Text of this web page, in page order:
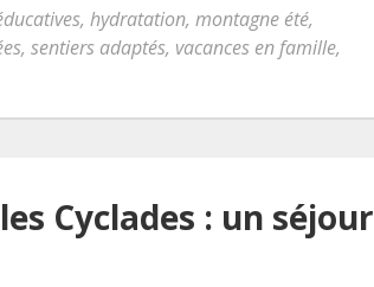
, hydratation, montagne été,
, sentiers adaptés, vacances en famille,
Cyclades : un séjour